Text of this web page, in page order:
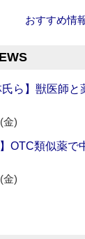
おすすめ情
氏ら】獣医師
金)
OTC類似薬で
金)